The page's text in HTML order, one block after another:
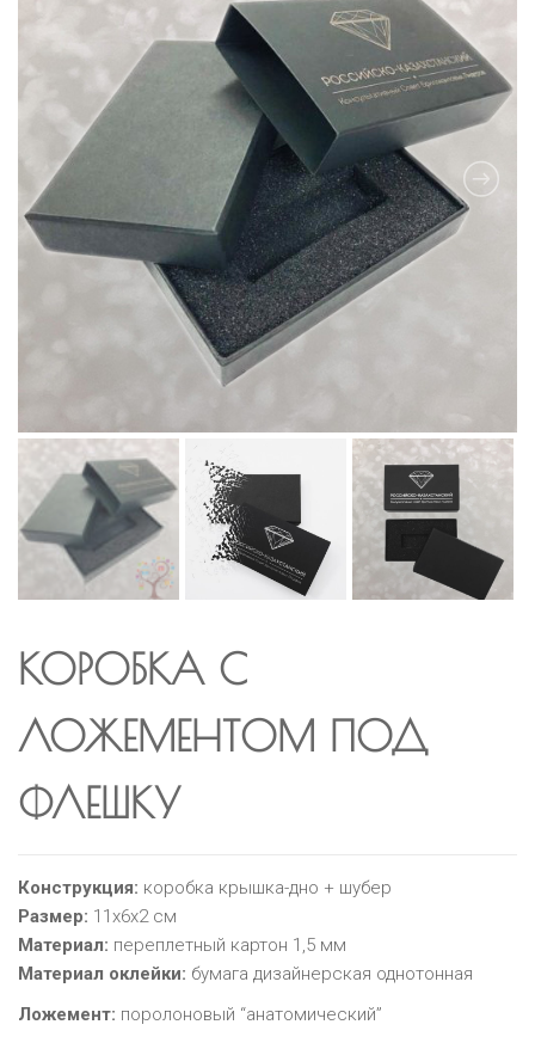
КОРОБКА С
ЛОЖЕМЕНТОМ ПОД
ФЛЕШКУ
Конструкция: коробка крышка-дно + шубер
Размер: 11х6х2 см
Материал: переплетный картон 1,5 мм
Материал оклейки: бумага дизайнерская однотонная
Ложемент: поролоновый “анатомический”